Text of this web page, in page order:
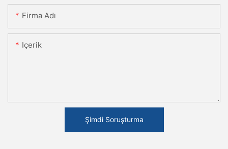
Firma Adı
Içerik
Şimdi Soruşturma